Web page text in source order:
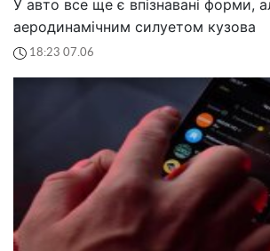
У авто все ще є впізнавані форми,
аеродинамічним силуетом кузова
18:23 07.06